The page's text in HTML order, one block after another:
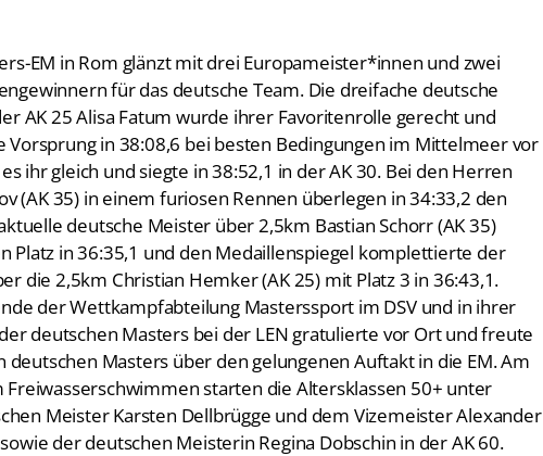
EM in Rom glänzt mit drei Europameister*innen und zwei
für das deutsche Team. Die dreifache deutsche
AK 25 Alisa Fatum wurde ihrer Favoritenrolle gerecht und
Vorsprung in 38:08,6 bei besten Bedingungen im Mittelmeer vor
ihr gleich und siegte in 38:52,1 in der AK 30. Bei den Herren
(AK 35) in einem furiosen Rennen überlegen in 34:33,2 den
deutsche Meister über 2,5km Bastian Schorr (AK 35)
Platz in 36:35,1 und den Medaillenspiegel komplettierte der
die 2,5km Christian Hemker (AK 25) mit Platz 3 in 36:43,1.
der Wettkampfabteilung Masterssport im DSV und in ihrer
deutschen Masters bei der LEN gratulierte vor Ort und freute
Masters über den gelungenen Auftakt in die EM. Am
starten die Altersklassen 50+ unter
Meister Karsten Dellbrügge und dem Vizemeister Alexander
der deutschen Meisterin Regina Dobschin in der AK 60.